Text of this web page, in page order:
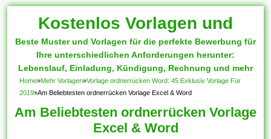
Kostenlos Vorlagen und
Muster
Beste Muster und Vorlagen für die perfekte Bewerbung für
Ihre unterschiedlichen Anforderungen herunter:
Lebenslauf, Einladung, Kündigung, Rechnung und mehr
Home»Mehr Vorlagen»Vorlage ordnerrücken Word: 45 Exklusiv Vorlage Für
2019»Am Beliebtesten ordnerrücken Vorlage Excel & Word
Am Beliebtesten ordnerrücken Vorlage
Excel & Word